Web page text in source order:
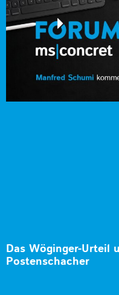
Das Wöginger-Urteil
Postenschacher